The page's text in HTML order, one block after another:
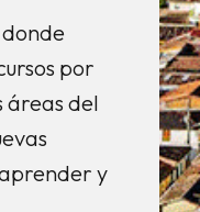
donde
por
áreas del
y